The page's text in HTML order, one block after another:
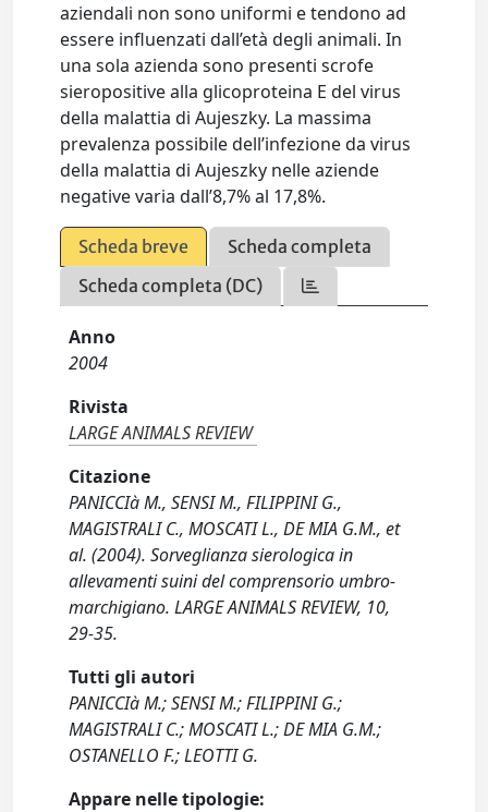
aziendali non sono uniformi e tendono ad
essere influenzati dall’età degli animali. In
una sola azienda sono presenti scrofe
sieropositive alla glicoproteina E del virus
della malattia di Aujeszky. La massima
prevalenza possibile dell’infezione da virus
della malattia di Aujeszky nelle aziende
negative varia dall’8,7% al 17,8%.
Scheda breve
Scheda completa
Scheda completa (DC)
Anno
2004
Rivista
LARGE ANIMALS REVIEW
Citazione
PANICCIà M., SENSI M., FILIPPINI G.,
MAGISTRALI C., MOSCATI L., DE MIA G.M., et
al. (2004). Sorveglianza sierologica in
allevamenti suini del comprensorio umbro-
marchigiano. LARGE ANIMALS REVIEW, 10,
29-35.
Tutti gli autori
PANICCIà M.; SENSI M.; FILIPPINI G.;
MAGISTRALI C.; MOSCATI L.; DE MIA G.M.;
OSTANELLO F.; LEOTTI G.
Appare nelle tipologie: